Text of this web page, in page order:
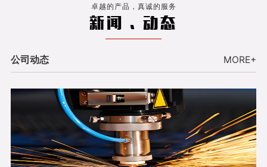
卓越的产品，真诚的服务
新闻 . 动态
公司动态 MORE+